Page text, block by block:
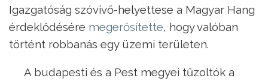
Igazgatóság szóvivő-helyettese a Magyar Hang
érdeklődésére megerősítette, hogy valóban
történt robbanás egy üzemi területen.
A budapesti és a Pest megyei tűzoltók a